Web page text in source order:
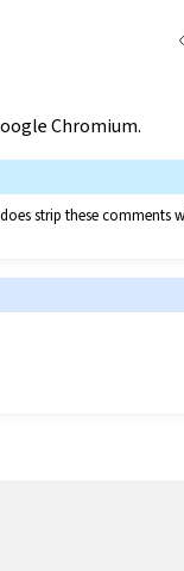
Chromium.
strip these comments